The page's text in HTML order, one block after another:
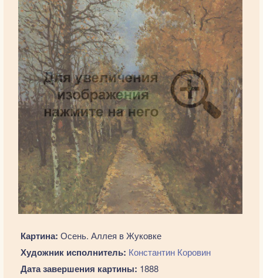
Картина: Осень. Аллея в Жуковке
Художник исполнитель: Константин Коровин
Дата завершения картины: 1888